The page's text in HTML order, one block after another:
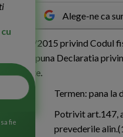
Alege-ne ca
nr. 227/2015 privind Codul
sa depuna Declaratia
asigurate.
Termen: pana la
Potrivit art.147,
prevederile
fie